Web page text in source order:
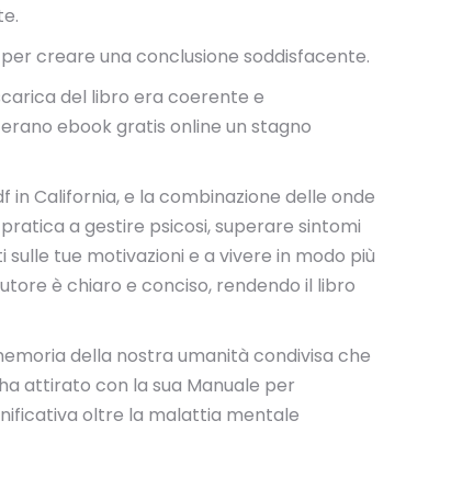
creare una conclusione soddisfacente.
del libro era coerente e
ebook gratis online un stagno
in California, e la combinazione delle onde
a gestire psicosi, superare sintomi
tue motivazioni e a vivere in modo più
è chiaro e conciso, rendendo il libro
della nostra umanità condivisa che
attirato con la sua Manuale per
oltre la malattia mentale